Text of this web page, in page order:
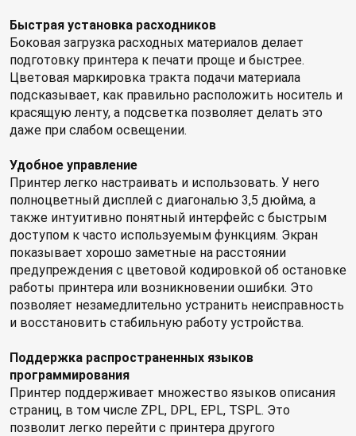
Быстрая установка расходников
Боковая загрузка расходных материалов делает
подготовку принтера к печати проще и быстрее.
Цветовая маркировка тракта подачи материала
подсказывает, как правильно расположить носитель и
красящую ленту, а подсветка позволяет делать это
даже при слабом освещении.
Удобное управление
Принтер легко настраивать и использовать. У него
полноцветный дисплей с диагональю 3,5 дюйма, а
также интуитивно понятный интерфейс с быстрым
доступом к часто используемым функциям. Экран
показывает хорошо заметные на расстоянии
предупреждения с цветовой кодировкой об остановке
работы принтера или возникновении ошибки. Это
позволяет незамедлительно устранить неисправность
и восстановить стабильную работу устройства.
Поддержка распространенных языков
программирования
Принтер поддерживает множество языков описания
страниц, в том числе ZPL, DPL, EPL, TSPL. Это
позволит легко перейти с принтера другого